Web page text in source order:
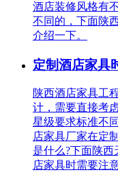
酒店装修风格有
不同的，下面陕
介绍一下。
定制酒店家具
陕西酒店家具工
计，需要直接考
星级要求标准不
店家具厂家在定
是什么?下面陕
店家具时需要注